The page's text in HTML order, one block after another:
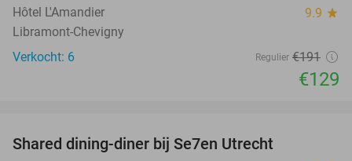
Hôtel L'Amandier 9.9 star
Libramont-Chevigny
Verkocht: 6
Regulier €191
€129
Shared dining-diner bij Se7en Utrecht